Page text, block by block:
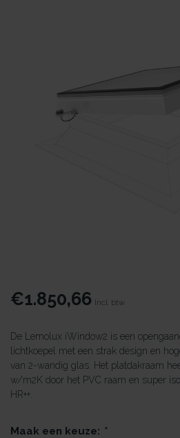
€1.850,66 Incl. btw
De Lemolux iWindow2 is een
lichtkoepel met een strak design en
van 2-wandig glas. Het platdakraam
w/m2K door het PVC raam en super
HR++.
Maak een keuze: *